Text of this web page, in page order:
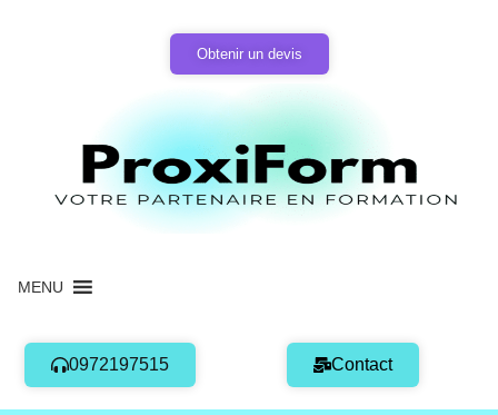
Obtenir un devis
MENU
0972197515 Contact